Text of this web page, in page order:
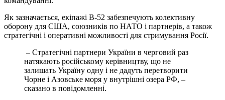
Як зазначається, екіпажі B-52 забезпечують колективну
оборону для США, союзників по НАТО і партнерів, а також
стратегічні і оперативні можливості для стримування Росії.
– Стратегічні партнери України в черговий раз
натякають російському керівництву, що не
залишать Україну одну і не дадуть перетворити
Чорне і Азовське моря у внутрішні озера РФ, –
сказано в повідомленні.